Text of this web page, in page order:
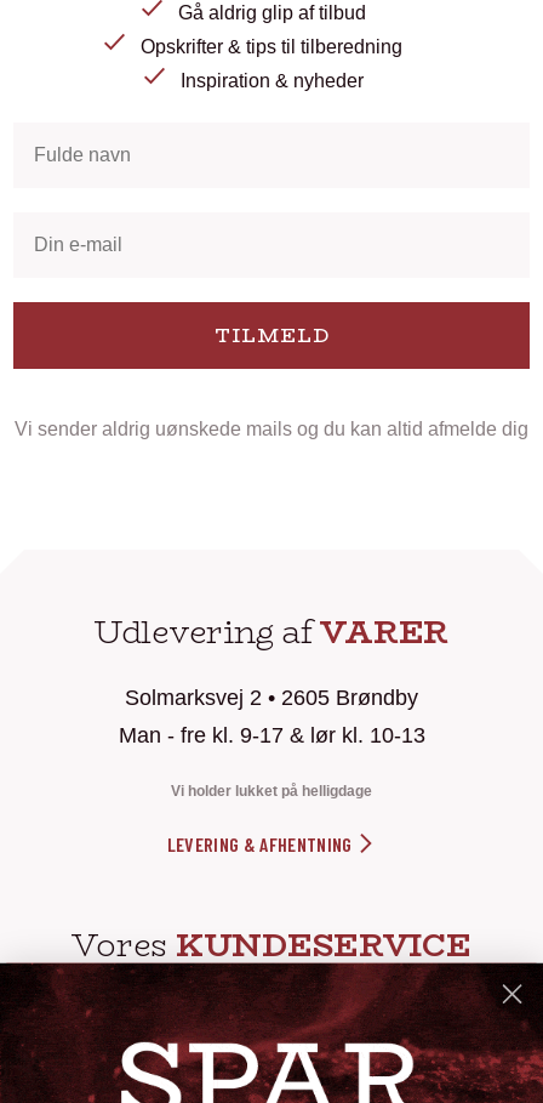
Gå aldrig glip af tilbud
Opskrifter & tips til tilberedning
Inspiration & nyheder
TILMELD
Vi sender aldrig uønskede mails og du kan altid afmelde dig
Udlevering afVARER
Solmarksvej 2 • 2605 Brøndby
Man - fre kl. 9-17 & lør kl. 10-13
Vi holder lukket på helligdage
LEVERING & AFHENTNING
Vores KUNDESERVICE
info@steak-out.dk
+45 53644030